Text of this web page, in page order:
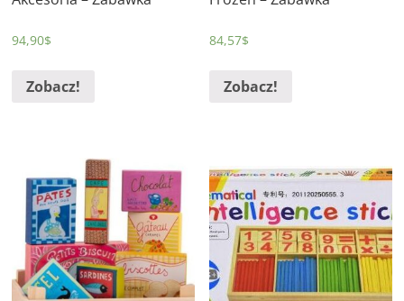
94,90$
Zobacz!
84,57$
Zobacz!